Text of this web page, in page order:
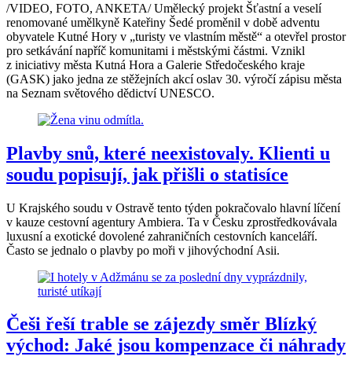
/VIDEO, FOTO, ANKETA/ Umělecký projekt Šťastní a veselí
renomované umělkyně Kateřiny Šedé proměnil v době adventu
obyvatele Kutné Hory v „turisty ve vlastním městě“ a otevřel prostor
pro setkávání napříč komunitami i městskými částmi. Vznikl
z iniciativy města Kutná Hora a Galerie Středočeského kraje
(GASK) jako jedna ze stěžejních akcí oslav 30. výročí zápisu města
na Seznam světového dědictví UNESCO.
Plavby snů, které neexistovaly. Klienti u
soudu popisují, jak přišli o statisíce
U Krajského soudu v Ostravě tento týden pokračovalo hlavní líčení
v kauze cestovní agentury Ambiera. Ta v Česku zprostředkovávala
luxusní a exotické dovolené zahraničních cestovních kanceláří.
Často se jednalo o plavby po moři v jihovýchodní Asii.
Češi řeší trable se zájezdy směr Blízký
východ: Jaké jsou kompenzace či náhrady